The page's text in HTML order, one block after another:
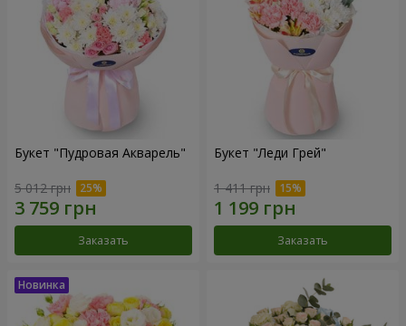
Букет "Пудровая Акварель"
5 012 грн
Заказать
Букет "Леди Грей"
1 411 грн
Заказать